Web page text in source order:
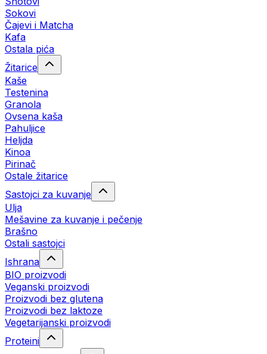
Sokovi
Čajevi i Matcha
Kafa
Ostala pića
Žitarice
Kaše
Testenina
Granola
Ovsena kaša
Pahuljice
Heljda
Kinoa
Pirinač
Ostale žitarice
Sastojci za kuvanje
Ulja
Mešavine za kuvanje i pečenje
Brašno
Ostali sastojci
Ishrana
BIO proizvodi
Veganski proizvodi
Proizvodi bez glutena
Proizvodi bez laktoze
Vegetarijanski proizvodi
Proteini